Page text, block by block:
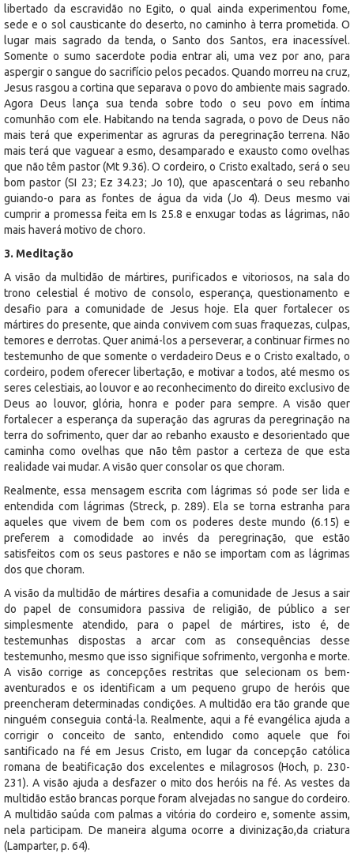
libertado da escravidão no Egito, o qual ainda experimentou fome,
sede e o sol causticante do deserto, no caminho à terra prometida. O
lugar mais sagrado da tenda, o Santo dos Santos, era inacessível.
Somente o sumo sacerdote podia entrar ali, uma vez por ano, para
aspergir o sangue do sacrifício pelos pecados. Quando morreu na cruz,
Jesus rasgou a cortina que separava o povo do ambiente mais sagrado.
Agora Deus lança sua tenda sobre todo o seu povo em íntima
comunhão com ele. Habitando na tenda sagrada, o povo de Deus não
mais terá que experimentar as agruras da peregrinação terrena. Não
mais terá que vaguear a esmo, desamparado e exausto como ovelhas
que não têm pastor (Mt 9.36). O cordeiro, o Cristo exaltado, será o seu
bom pastor (SI 23; Ez 34.23; Jo 10), que apascentará o seu rebanho
guiando-o para as fontes de água da vida (Jo 4). Deus mesmo vai
cumprir a promessa feita em Is 25.8 e enxugar todas as lágrimas, não
mais haverá motivo de choro.
3. Meditação
A visão da multidão de mártires, purificados e vitoriosos, na sala do
trono celestial é motivo de consolo, esperança, questionamento e
desafio para a comunidade de Jesus hoje. Ela quer fortalecer os
mártires do presente, que ainda convivem com suas fraquezas, culpas,
temores e derrotas. Quer animá-los a perseverar, a continuar firmes no
testemunho de que somente o verdadeiro Deus e o Cristo exaltado, o
cordeiro, podem oferecer libertação, e motivar a todos, até mesmo os
seres celestiais, ao louvor e ao reconhecimento do direito exclusivo de
Deus ao louvor, glória, honra e poder para sempre. A visão quer
fortalecer a esperança da superação das agruras da peregrinação na
terra do sofrimento, quer dar ao rebanho exausto e desorientado que
caminha como ovelhas que não têm pastor a certeza de que esta
realidade vai mudar. A visão quer consolar os que choram.
Realmente, essa mensagem escrita com lágrimas só pode ser lida e
entendida com lágrimas (Streck, p. 289). Ela se torna estranha para
aqueles que vivem de bem com os poderes deste mundo (6.15) e
preferem a comodidade ao invés da peregrinação, que estão
satisfeitos com os seus pastores e não se importam com as lágrimas
dos que choram.
A visão da multidão de mártires desafia a comunidade de Jesus a sair
do papel de consumidora passiva de religião, de público a ser
simplesmente atendido, para o papel de mártires, isto é, de
testemunhas dispostas a arcar com as consequências desse
testemunho, mesmo que isso signifique sofrimento, vergonha e morte.
A visão corrige as concepções restritas que selecionam os bem-
aventurados e os identificam a um pequeno grupo de heróis que
preencheram determinadas condições. A multidão era tão grande que
ninguém conseguia contá-la. Realmente, aqui a fé evangélica ajuda a
corrigir o conceito de santo, entendido como aquele que foi
santificado na fé em Jesus Cristo, em lugar da concepção católica
romana de beatificação dos excelentes e milagrosos (Hoch, p. 230-
231). A visão ajuda a desfazer o mito dos heróis na fé. As vestes da
multidão estão brancas porque foram alvejadas no sangue do cordeiro.
A multidão saúda com palmas a vitória do cordeiro e, somente assim,
nela participam. De maneira alguma ocorre a divinização,da criatura
(Lamparter, p. 64).